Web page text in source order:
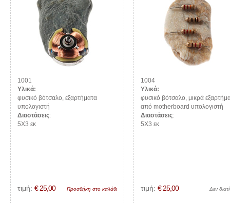
1001
Υλικά:
φυσικό βότσαλο, εξαρτήματα
υπολογιστή
Διαστάσεις:
5Χ3 εκ
τιμή: € 25,00 Προσθήκη στο καλάθι
1004
Υλικά:
φυσικό βότσαλο, μικρά
από motherboard υπολογιστή
Διαστάσεις:
5Χ3 εκ
τιμή: € 25,00 Δεν